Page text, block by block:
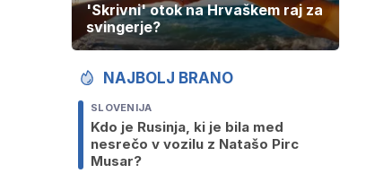
'Skrivni' otok na Hrvaškem raj za
svingerje?
NAJBOLJ BRANO
SLOVENIJA
Kdo je Rusinja, ki je bila med
nesrečo v vozilu z Natašo Pirc
Musar?